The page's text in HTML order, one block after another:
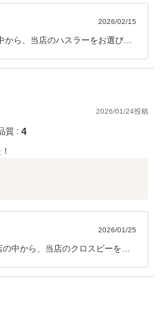
2026/02/15
ら、当店のハスラーをお選びい
フが素敵なものになりますよう、
また神戸にお越しの際は、どう
できることを楽しみにしておりま
2026/01/24投稿
質 : 4
2026/01/25
中から、当店のクロスビーをお
。キーパーコーティングをされた
どありましたら、どうぞお気軽
点検や整備もお任せくださいま